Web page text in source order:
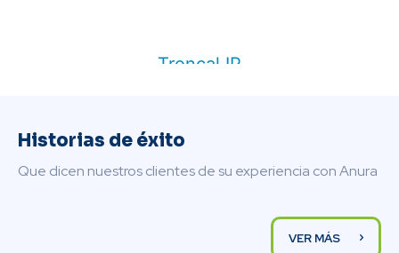
Historias de éxito
Que dicen nuestros clientes de su experiencia con Anura
VER MÁS